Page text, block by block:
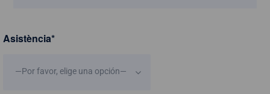
Asistència*
—Por favor, elige una opción—